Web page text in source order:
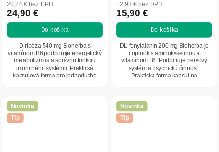
20,24 € bez DPH
24,90 €
Do košíka
D-ribóza 540 mg Bioherba s
vitamínom B6 podporuje energetický
metabolizmus a správnu funkciu
imunitného systému. Praktická
kapsulová forma pre jednoduché
12,93 € bez DPH
15,90 €
Do košíka
DL-fenylalanín 200 mg Bioherba je
doplnok s aminokyselinou a
vitamínom B6. Podporuje nervový
systém a psychickú činnosť.
Praktická forma kapsúl na
Novinka
Tip
Novinka
Tip